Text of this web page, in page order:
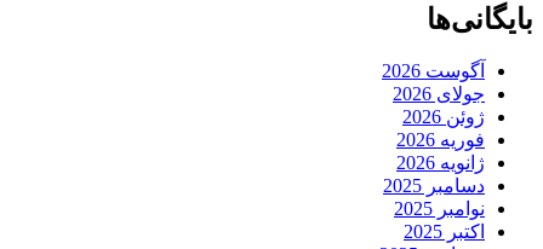
بایگانی‌ها
آگوست 2026
جولای 2026
ژوئن 2026
فوریه 2026
ژانویه 2026
دسامبر 2025
نوامبر 2025
اکتبر 2025